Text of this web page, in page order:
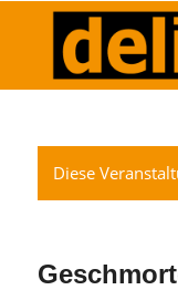
Diese